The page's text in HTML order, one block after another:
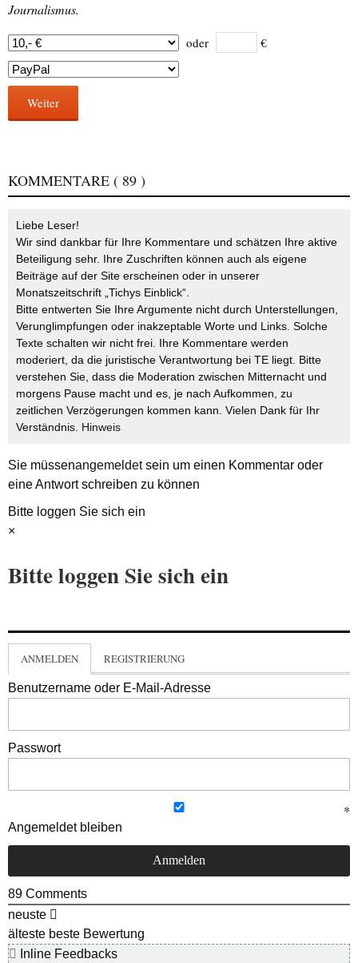
Journalismus.
oder €
Weiter
KOMMENTARE ( 89 )
Liebe Leser!
Wir sind dankbar für Ihre Kommentare und schätzen Ihre aktive
Beteiligung sehr. Ihre Zuschriften können auch als eigene
Beiträge auf der Site erscheinen oder in unserer
Monatszeitschrift „Tichys Einblick“.
Bitte entwerten Sie Ihre Argumente nicht durch Unterstellungen,
Verunglimpfungen oder inakzeptable Worte und Links. Solche
Texte schalten wir nicht frei. Ihre Kommentare werden
moderiert, da die juristische Verantwortung bei TE liegt. Bitte
verstehen Sie, dass die Moderation zwischen Mitternacht und
morgens Pause macht und es, je nach Aufkommen, zu
zeitlichen Verzögerungen kommen kann. Vielen Dank für Ihr
Verständnis. Hinweis
Sie müssenangemeldetsein um einen Kommentar oder
eine Antwort schreiben zu können
Bitte loggen Sie sich ein
×
Bitte loggen Sie sich ein
ANMELDEN REGISTRIERUNG
Benutzername oder E-Mail-Adresse
Passwort
Angemeldet bleiben
89 Comments
neuste
älteste beste Bewertung
Inline Feedbacks